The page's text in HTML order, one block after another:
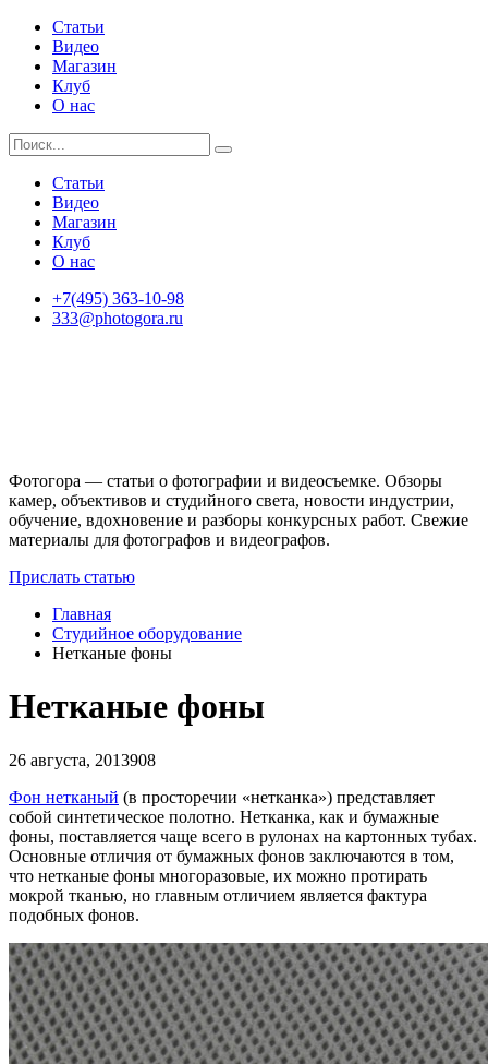
Статьи
Видео
Магазин
Клуб
О нас
Статьи
Видео
Магазин
Клуб
О нас
+7(495) 363-10-98
333@photogora.ru
Фотогора — статьи о фотографии и видеосъемке. Обзоры
камер, объективов и студийного света, новости индустрии,
обучение, вдохновение и разборы конкурсных работ. Свежие
материалы для фотографов и видеографов.
Прислать статью
Главная
Студийное оборудование
Нетканые фоны
Нетканые фоны
26 августа, 2013908
Фон нетканый (в просторечии «нетканка») представляет
собой синтетическое полотно. Нетканка, как и бумажные
фоны, поставляется чаще всего в рулонах на картонных тубах.
Основные отличия от бумажных фонов заключаются в том,
что нетканые фоны многоразовые, их можно протирать
мокрой тканью, но главным отличием является фактура
подобных фонов.